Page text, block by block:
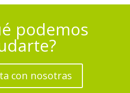
podemos
con nosotras